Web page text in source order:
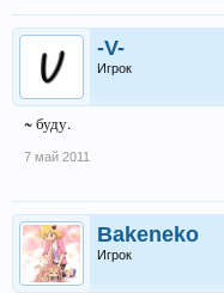
-V-
Игрок
~ буду.
7 май 2011
Bakeneko
Игрок